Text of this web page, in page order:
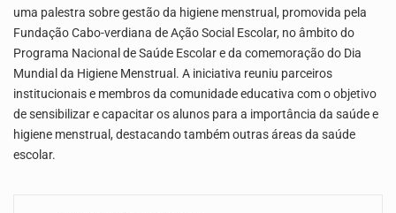
uma palestra sobre gestão da higiene menstrual, promovida pela
Fundação Cabo-verdiana de Ação Social Escolar, no âmbito do
Programa Nacional de Saúde Escolar e da comemoração do Dia
Mundial da Higiene Menstrual. A iniciativa reuniu parceiros
institucionais e membros da comunidade educativa com o objetivo
de sensibilizar e capacitar os alunos para a importância da saúde e
higiene menstrual, destacando também outras áreas da saúde
escolar.